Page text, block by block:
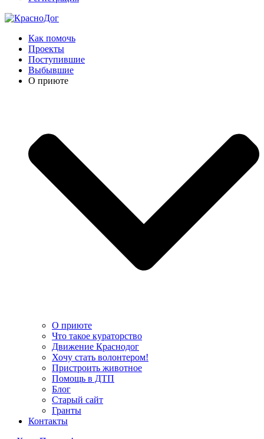
Как помочь
Проекты
Поступившие
Выбывшие
О приюте
О приюте
Что такое кураторство
Движение Краснодог
Хочу стать волонтером!
Пристроить животное
Помощь в ДТП
Блог
Старый сайт
Гранты
Контакты